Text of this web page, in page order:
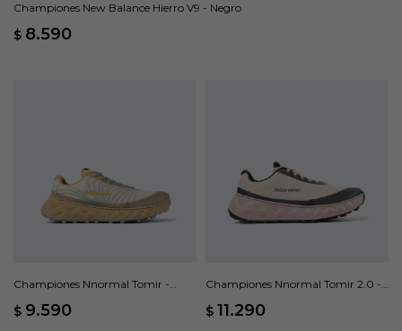
Championes New Balance Hierro V9 - Negro
$ 8.590
Championes Nnormal Tomir -
$ 9.590
Championes Nnormal Tomir 2.0 -
$ 11.290